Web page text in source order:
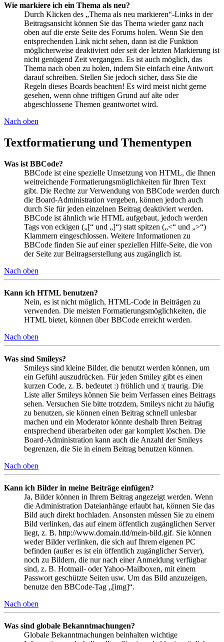
Wie markiere ich ein Thema als neu?
Durch Klicken des „Thema als neu markieren“-Links in der
Beitragsansicht können Sie das Thema wieder ganz nach
oben auf die erste Seite des Forums holen. Wenn Sie den
entsprechenden Link nicht sehen, dann ist die Funktion
möglicherweise deaktiviert oder seit der letzten Markierung ist
nicht genügend Zeit vergangen. Es ist auch möglich, das
Thema nach oben zu holen, indem Sie einfach eine Antwort
darauf schreiben. Stellen Sie jedoch sicher, dass Sie die
Regeln dieses Boards beachten! Es wird meist nicht gerne
gesehen, wenn ohne triftigen Grund auf alte oder
abgeschlossene Themen geantwortet wird.
Nach oben
Textformatierung und Thementypen
Was ist BBCode?
BBCode ist eine spezielle Umsetzung von HTML, die Ihnen
weitreichende Formatierungsmöglichkeiten für Ihren Text
gibt. Die Rechte zur Verwendung von BBCode werden durch
die Board-Administration vergeben, können jedoch auch
durch Sie für jeden einzelnen Beitrag deaktiviert werden.
BBCode ist ähnlich wie HTML aufgebaut, jedoch werden
Tags von eckigen („[“ und „]“) statt spitzen („<“ und „>“)
Klammern eingeschlossen. Weitere Informationen zu
BBCode finden Sie auf einer speziellen Hilfe-Seite, die von
der Seite zur Beitragserstellung aus zugänglich ist.
Nach oben
Kann ich HTML benutzen?
Nein, es ist nicht möglich, HTML-Code in Beiträgen zu
verwenden. Die meisten Formatierungsmöglichkeiten, die
HTML bietet, können über BBCode erreicht werden.
Nach oben
Was sind Smileys?
Smileys sind kleine Bilder, die benutzt werden können, um
ein Gefühl auszudrücken. Für jeden Smiley gibt es einen
kurzen Code, z. B. bedeutet :) fröhlich und :( traurig. Die
Liste aller Smileys können Sie beim Verfassen eines Beitrags
sehen. Versuchen Sie bitte trotzdem, Smileys nicht zu häufig
zu benutzen, sie können einen Beitrag schnell unlesbar
machen und ein Moderator könnte deshalb Ihren Beitrag
entsprechend überarbeiten oder gar komplett löschen. Die
Board-Administration kann auch die Anzahl der Smileys
begrenzen, die Sie in einem Beitrag benutzen können.
Nach oben
Kann ich Bilder in meine Beiträge einfügen?
Ja, Bilder können in Ihrem Beitrag angezeigt werden. Wenn
die Administration Dateianhänge erlaubt hat, können Sie das
Bild auch direkt hochladen. Ansonsten müssen Sie zu einem
Bild verlinken, das auf einem öffentlich zugänglichen Server
liegt, z. B. http://www.domain.tld/mein-bild.gif. Sie können
weder Bilder verlinken, die sich auf Ihrem eigenen PC
befinden (außer es ist ein öffentlich zugänglicher Server),
noch zu Bildern, die nur nach einer Anmeldung verfügbar
sind, z. B. Hotmail- oder Yahoo-Mailboxen, mit einem
Passwort geschützte Seiten usw. Um das Bild anzuzeigen,
benutze den BBCode-Tag „[img]“.
Nach oben
Was sind globale Bekanntmachungen?
Globale Bekanntmachungen beinhalten wichtige